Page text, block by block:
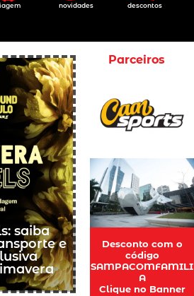
novidades descontos
saiba
e
Parceiros
Desconto com o
código
SAMPACOMFAMILI
A
Clique no Banner